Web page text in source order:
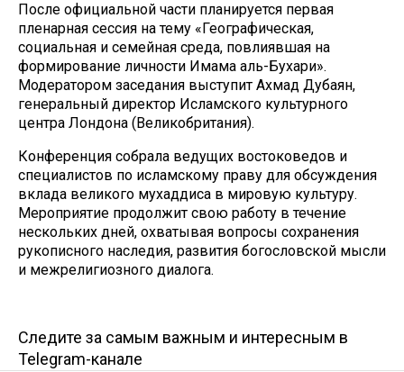
После официальной части планируется первая
пленарная сессия на тему «Географическая,
социальная и семейная среда, повлиявшая на
формирование личности Имама аль-Бухари».
Модератором заседания выступит Ахмад Дубаян,
генеральный директор Исламского культурного
центра Лондона (Великобритания).
Конференция собрала ведущих востоковедов и
специалистов по исламскому праву для обсуждения
вклада великого мухаддиса в мировую культуру.
Мероприятие продолжит свою работу в течение
нескольких дней, охватывая вопросы сохранения
рукописного наследия, развития богословской мысли
и межрелигиозного диалога.
Следите за самым важным и интересным в
Telegram-канале